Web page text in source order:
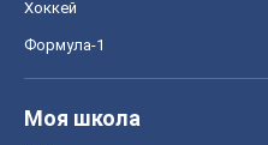
Хоккей
Формула-1
Моя школа